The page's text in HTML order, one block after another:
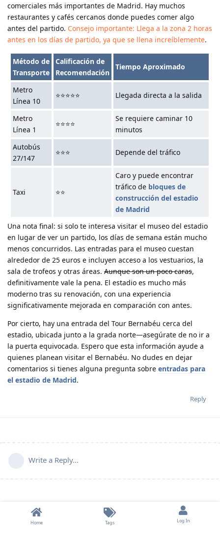
comerciales más importantes de Madrid. Hay muchos
restaurantes y cafés cercanos donde puedes comer algo
antes del partido. Consejo importante: Llega a la zona 2 horas
antes en los días de partido, ya que se llena increíblemente.
Método de
Transporte
Calificación de
Recomendación
Tiempo Aproximado
Metro
Línea 10
⭐⭐⭐⭐⭐ Llegada directa a la salida
Metro
Línea 1
⭐⭐⭐⭐
Se requiere caminar 10
minutos
Autobús
27/147
⭐⭐⭐ Depende del tráfico
Taxi ⭐⭐
Caro y puede encontrar
tráfico de bloques de
construcción del estadio
de Madrid
Una nota final: si solo te interesa visitar el museo del estadio
en lugar de ver un partido, los días de semana están mucho
menos concurridos. Las entradas para el museo cuestan
alrededor de 25 euros e incluyen acceso a los vestuarios, la
sala de trofeos y otras áreas. Aunque son un poco caras,
definitivamente vale la pena. El estadio es mucho más
moderno tras su renovación, con una experiencia
significativamente mejorada en comparación con antes.
Por cierto, hay una entrada del Tour Bernabéu cerca del
estadio, ubicada junto a la grada norte—asegúrate de no ir a
la puerta equivocada. Espero que esta información ayude a
quienes planean visitar el Bernabéu. No dudes en dejar
comentarios si tienes alguna pregunta sobre entradas para
el estadio de Madrid.
Reply
Write a Reply...
Home Tags Log In